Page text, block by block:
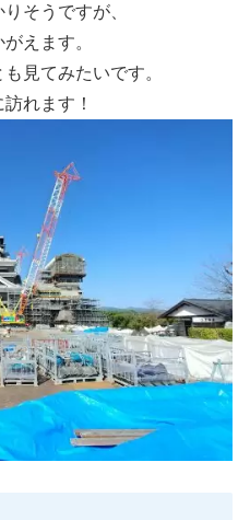
そうですが、
えます。
見てみたいです。
れます！